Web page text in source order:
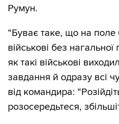
Румун.
“Буває таке, що на
військові без
як такі військові
завдання й одразу всі
від командира:
розосередьтеся,